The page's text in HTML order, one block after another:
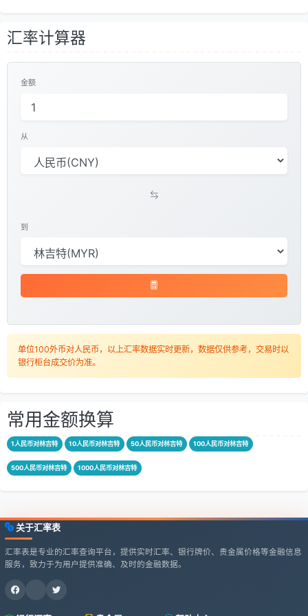
汇率计算器
金额
从
到
单位100外币对人民币，以上汇率数据实时更新，数据仅供参考，交易时以
银行柜台成交价为准。
常用金额换算
1人民币对林吉特 10人民币对林吉特 50人民币对林吉特 100人民币对林吉特
500人民币对林吉特 1000人民币对林吉特
关于汇率表
汇率表是专业的汇率查询平台，提供实时汇率、银行牌价、贵金属价格等金融信息
服务，致力于为用户提供准确、及时的金融数据。